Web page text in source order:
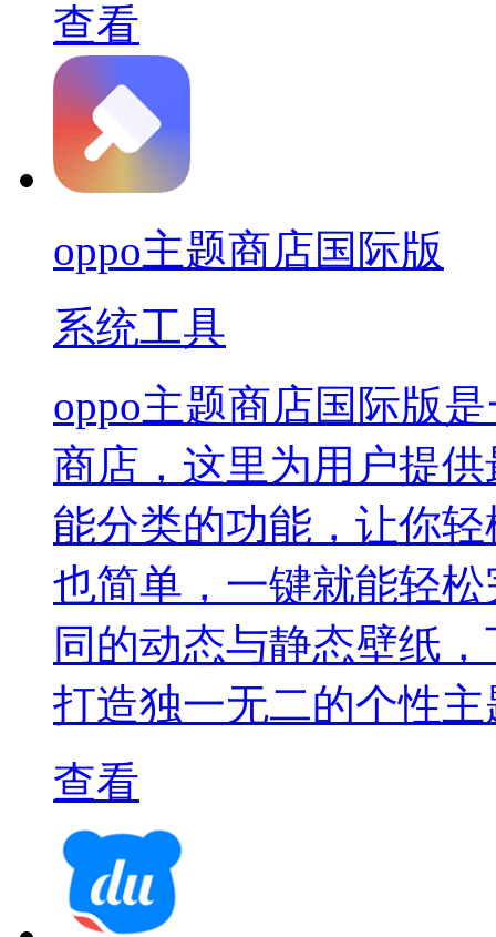
查看
oppo主题商店国际版
系统工具
oppo主题商店国际版
商店，这里为用户提
能分类的功能，让你
也简单，一键就能轻
同的动态与静态壁纸
打造独一无二的个性
查看